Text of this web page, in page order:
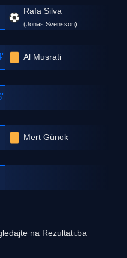
Rafa Silva
(Jonas Svensson)
Al Musrati
Mert Günok
na Rezultati.ba